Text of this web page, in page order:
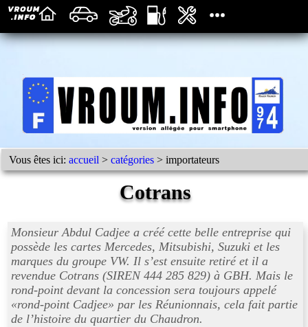
Vous êtes ici:accueil >catégories > importateurs
Cotrans
Monsieur Abdul Cadjee a créé cette belle entreprise qui
possède les cartes Mercedes, Mitsubishi, Suzuki et les
marques du groupe VW. Il s’est ensuite retiré et il a
revendue Cotrans (SIREN 444 285 829) à GBH. Mais le
rond-point devant la concession sera toujours appelé
«rond-point Cadjee» par les Réunionnais, cela fait partie
de l’histoire du quartier du Chaudron.